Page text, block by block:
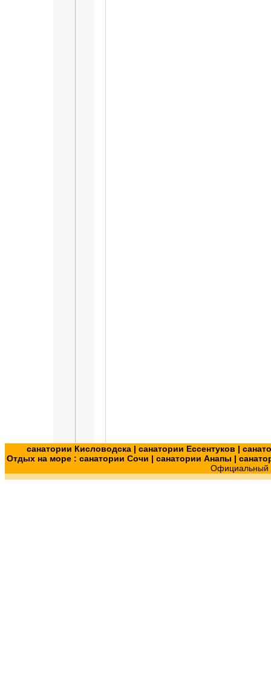
санатории Кисловодска| санатории Ессентуков |
Отдых на море : санатории Сочи | санатории Анапы |
Официальный